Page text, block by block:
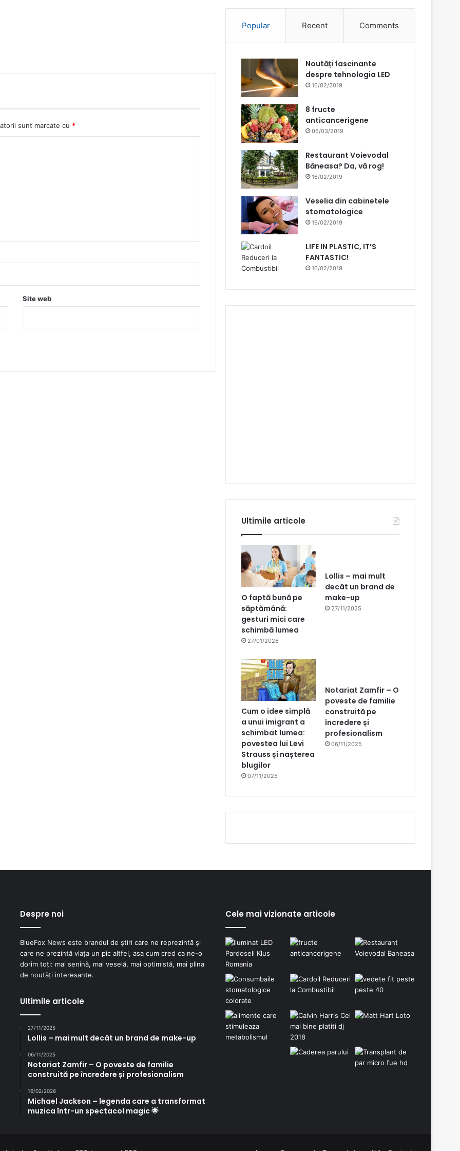
sunt marcate cu *
Site web
Popular Recent Comments
Noutăți fascinante
despre tehnologia LED
16/02/2019
8 fructe
anticancerigene
06/03/2019
Restaurant Voievodal
Băneasa? Da, vă rog!
16/02/2019
Veselia din cabinetele
stomatologice
19/02/2019
LIFE IN PLASTIC, IT’S
FANTASTIC!
16/02/2019
Ultimile articole
O faptă bună pe
săptămână:
gesturi mici care
schimbă lumea
27/01/2026
Lollis – mai mult
decât un brand de
make-up
27/11/2025
Cum o idee simplă
a unui imigrant a
schimbat lumea:
povestea lui Levi
Strauss și nașterea
blugilor
07/11/2025
Notariat Zamfir – O
poveste de familie
construită pe
încredere și
profesionalism
06/11/2025
Despre noi
BlueFox News este brandul de știri care ne reprezintă și
care ne prezintă viața un pic altfel, asa cum cred ca ne-o
dorim toți: mai senină, mai veselă, mai optimistă, mai plina
de noutăți interesante.
Ultimile articole
27/11/2025
Lollis – mai mult decât un brand de make-up
06/11/2025
Notariat Zamfir – O poveste de familie
construită pe încredere și profesionalism
16/02/2026
Michael Jackson – legenda care a transformat
muzica într-un spectacol magic 🌟
Cele mai vizionate articole